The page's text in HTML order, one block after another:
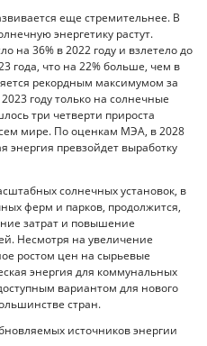
еще стремительнее. В
энергетику растут.
на 36% в 2022 году и взлетело до
года, что на 22% больше, чем в
рекордным максимумом за
году только на солнечные
три четверти прироста
мире. По оценкам МЭА, в 2028
энергия превзойдет выработку
солнечных установок, в
ферм и парков, продолжится,
затрат и повышение
Несмотря на увеличение
ростом цен на сырьевые
энергия для коммунальных
вариантом для нового
стран.
источников энергии